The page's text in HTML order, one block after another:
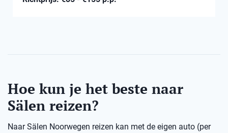
Hoe kun je het beste naar
Sälen reizen?
Naar Sälen Noorwegen reizen kan met de eigen auto (per